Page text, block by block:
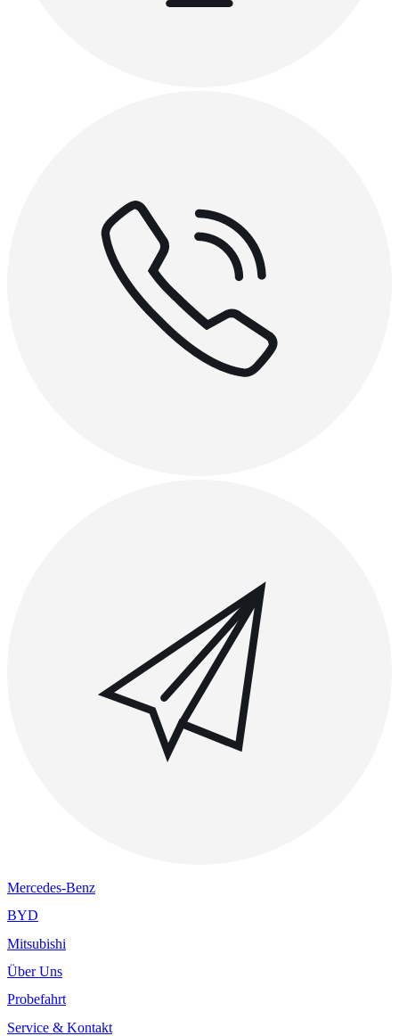
Mercedes-Benz
BYD
Mitsubishi
Über Uns
Probefahrt
Service & Kontakt